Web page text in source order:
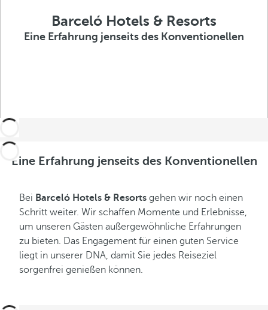
Barceló Hotels & Resorts
Eine Erfahrung jenseits des Konventionellen
Eine Erfahrung jenseits des Konventionellen
Bei Barceló Hotels & Resorts gehen wir noch einen
Schritt weiter. Wir schaffen Momente und Erlebnisse,
um unseren Gästen außergewöhnliche Erfahrungen
zu bieten. Das Engagement für einen guten Service
liegt in unserer DNA, damit Sie jedes Reiseziel
sorgenfrei genießen können.